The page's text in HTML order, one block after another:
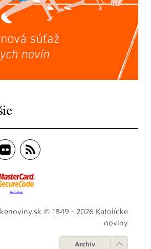
© 1849 - 2026 Katolícke
noviny
Archív